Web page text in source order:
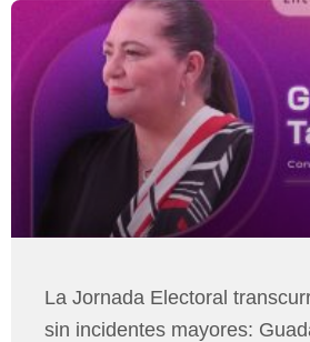
La Jornada Electoral
sin incidentes mayores: